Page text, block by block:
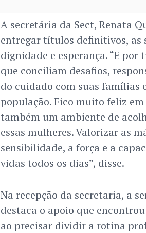
A secretária da Sect, Renata
entregar títulos definitivos, as
dignidade e esperança. “E
que conciliam desafios,
do cuidado com suas famílias
população. Fico muito feliz
também um ambiente de
essas mulheres. Valorizar as
sensibilidade, a força e a
vidas todos os dias”, disse.
Na recepção da secretaria, a
destaca o apoio que
ao precisar dividir a rotina